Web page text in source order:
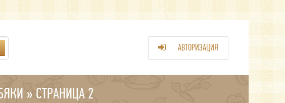
АВТОРИЗАЦИЯ
» СТРАНИЦА 2